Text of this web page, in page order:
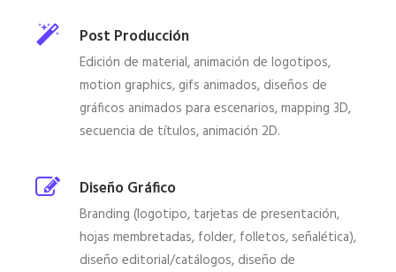
Post Producción
Edición de material, animación de logotipos,
motion graphics, gifs animados, diseños de
gráficos animados para escenarios, mapping 3D,
secuencia de títulos, animación 2D.
Diseño Gráfico
Branding (logotipo, tarjetas de presentación,
hojas membretadas, folder, folletos, señalética),
diseño editorial/catálogos, diseño de